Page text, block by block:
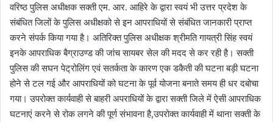
वरिष्ठ पुलिस अधीक्षक सक्ती एम. आर. आहिरे के द्वारा स्वयं भी उत्तर प्रदेश के
संबंधित जिलों के पुलिस अधीक्षको से इन आपराधियों से संबंधित जानकारी प्राप्त
करने संपर्क किया गया है। अतिरिक्त पुलिस अधीक्षक श्रीमति गायत्री सिंह स्वयं
इनके आपराधिक बैग्राउण्ड की जांच सायबर सेल की मदद से कर रही है। सक्ती
पुलिस की सघन पेट्रोलिंग एवं सतर्कता के कारण एक डकैती की घटना बड़ी घटना
होने से टल गई और आपराधियों को घटना के पूर्व योजना बनाते समय ही धर दबोचा
गया। उपरोक्त कार्यवाही से बाहरी अपराधियों के द्वारा सक्ती जिले में ऐसी आपराधिक
घटनाएं करने से रोक लगने की पूर्ण संभावना है,उपरोक्त कार्यवाही में थाना सक्ती के